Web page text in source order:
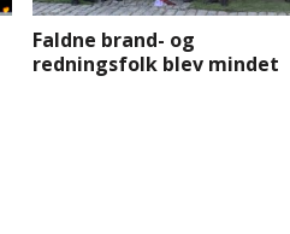
Faldne brand- og
redningsfolk blev mindet